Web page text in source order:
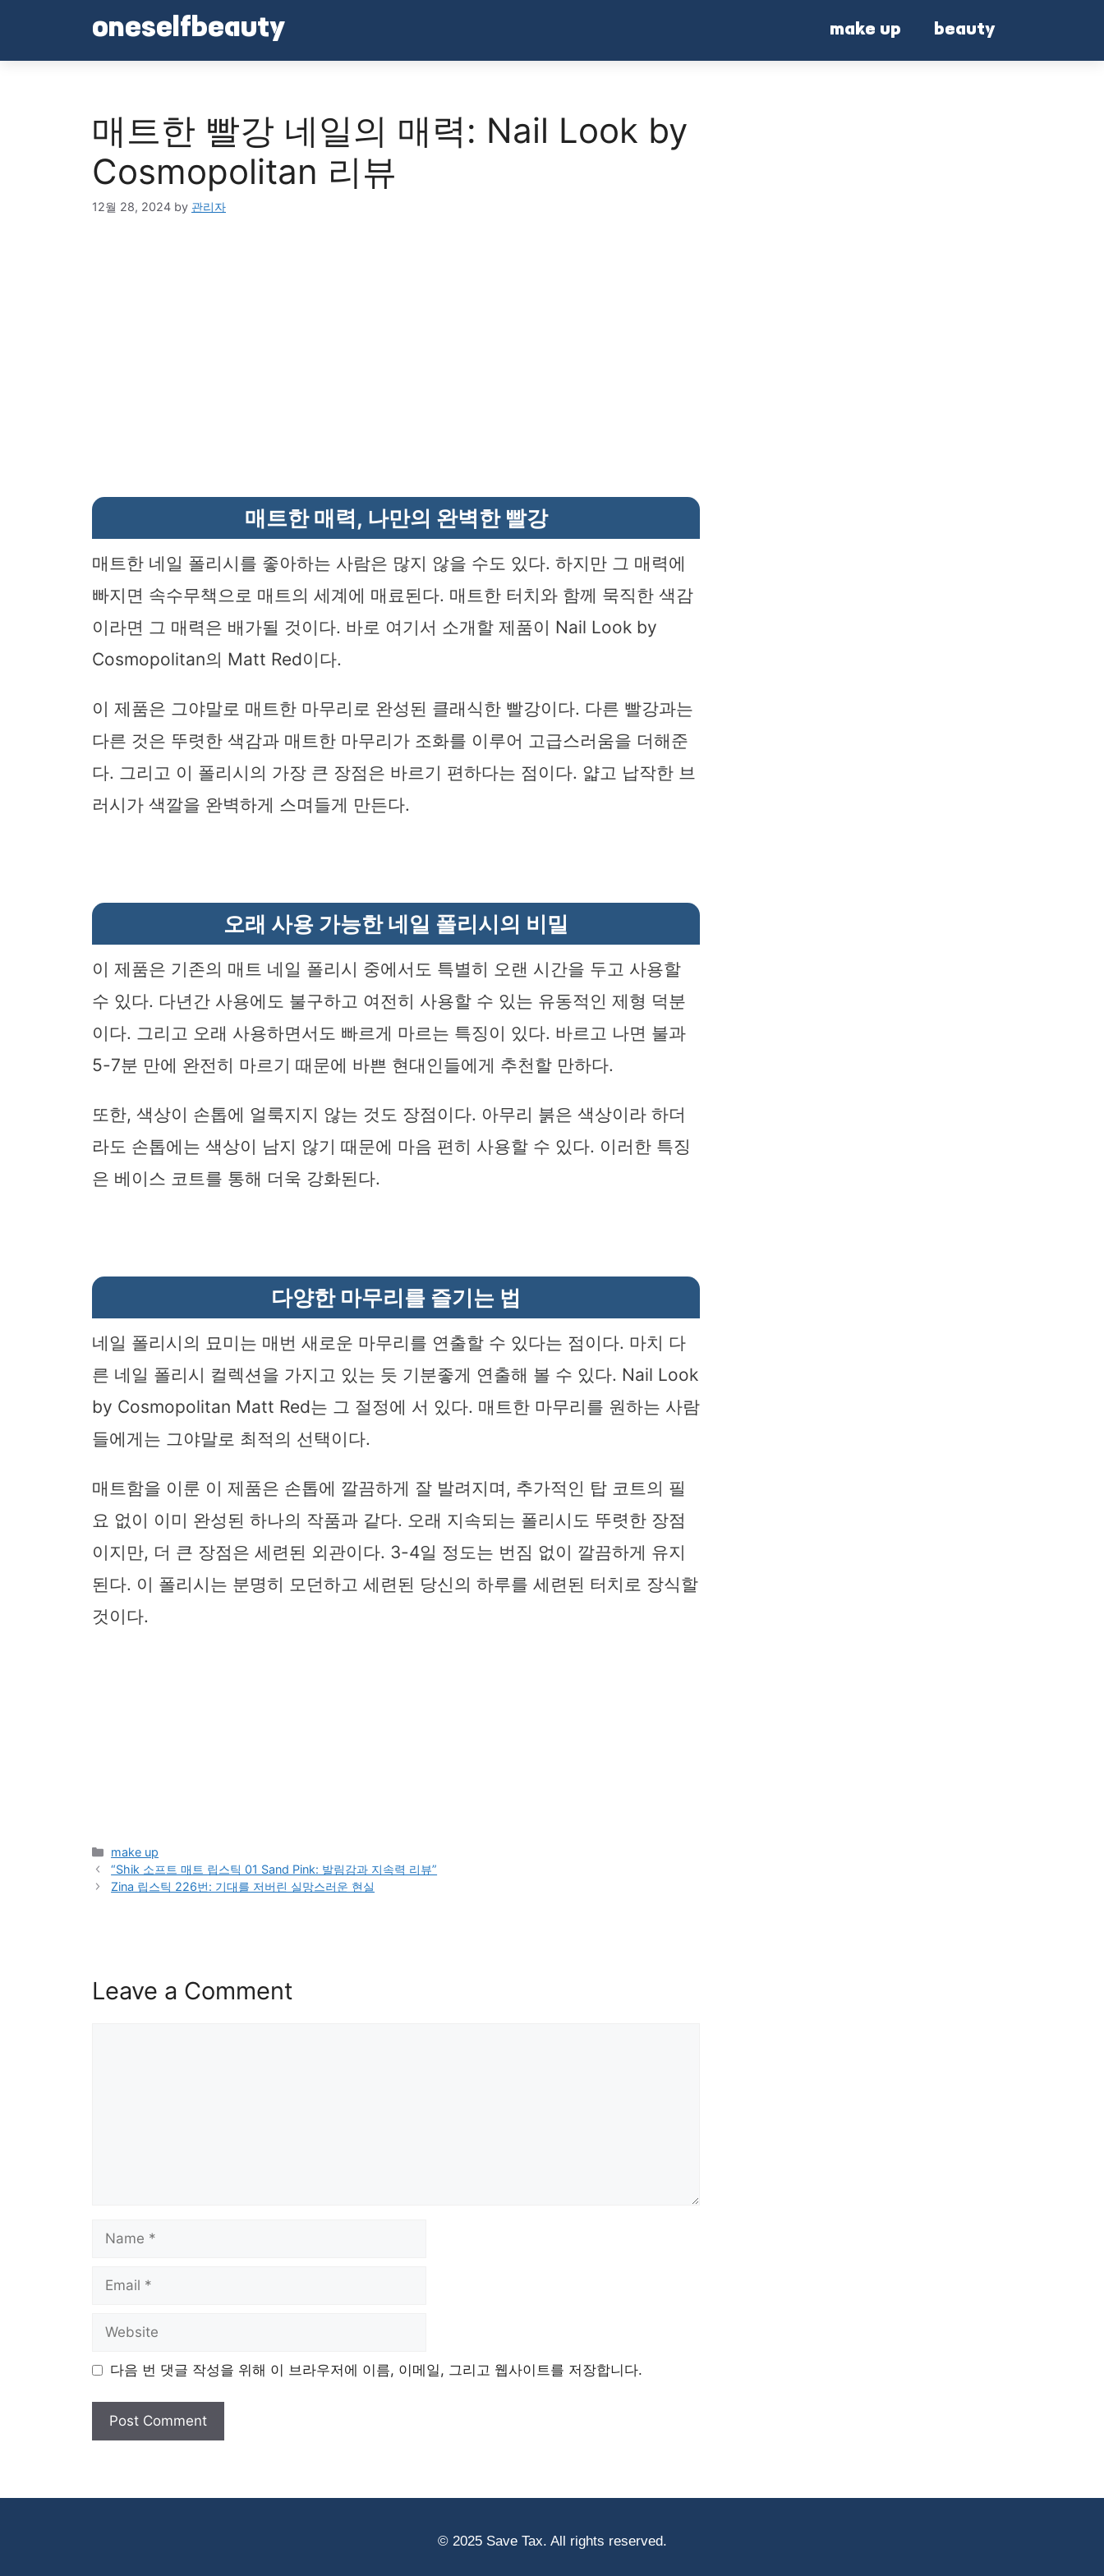
oneselfbeauty make up beauty
매트한 빨강 네일의 매력: Nail Look by
Cosmopolitan 리뷰
12월 28, 2024 by 관리자
매트한 매력, 나만의 완벽한 빨강
매트한 네일 폴리시를 좋아하는 사람은 많지 않을 수도 있다. 하지만 그 매력에
빠지면 속수무책으로 매트의 세계에 매료된다. 매트한 터치와 함께 묵직한 색감
이라면 그 매력은 배가될 것이다. 바로 여기서 소개할 제품이 Nail Look by
Cosmopolitan의 Matt Red이다.
이 제품은 그야말로 매트한 마무리로 완성된 클래식한 빨강이다. 다른 빨강과는
다른 것은 뚜렷한 색감과 매트한 마무리가 조화를 이루어 고급스러움을 더해준
다. 그리고 이 폴리시의 가장 큰 장점은 바르기 편하다는 점이다. 얇고 납작한 브
러시가 색깔을 완벽하게 스며들게 만든다.
오래 사용 가능한 네일 폴리시의 비밀
이 제품은 기존의 매트 네일 폴리시 중에서도 특별히 오랜 시간을 두고 사용할
수 있다. 다년간 사용에도 불구하고 여전히 사용할 수 있는 유동적인 제형 덕분
이다. 그리고 오래 사용하면서도 빠르게 마르는 특징이 있다. 바르고 나면 불과
5-7분 만에 완전히 마르기 때문에 바쁜 현대인들에게 추천할 만하다.
또한, 색상이 손톱에 얼룩지지 않는 것도 장점이다. 아무리 붉은 색상이라 하더
라도 손톱에는 색상이 남지 않기 때문에 마음 편히 사용할 수 있다. 이러한 특징
은 베이스 코트를 통해 더욱 강화된다.
다양한 마무리를 즐기는 법
네일 폴리시의 묘미는 매번 새로운 마무리를 연출할 수 있다는 점이다. 마치 다
른 네일 폴리시 컬렉션을 가지고 있는 듯 기분좋게 연출해 볼 수 있다. Nail Look
by Cosmopolitan Matt Red는 그 절정에 서 있다. 매트한 마무리를 원하는 사람
들에게는 그야말로 최적의 선택이다.
매트함을 이룬 이 제품은 손톱에 깔끔하게 잘 발려지며, 추가적인 탑 코트의 필
요 없이 이미 완성된 하나의 작품과 같다. 오래 지속되는 폴리시도 뚜렷한 장점
이지만, 더 큰 장점은 세련된 외관이다. 3-4일 정도는 번짐 없이 깔끔하게 유지
된다. 이 폴리시는 분명히 모던하고 세련된 당신의 하루를 세련된 터치로 장식할
것이다.
Categories
make up
“Shik 소프트 매트 립스틱 01 Sand Pink: 발림감과 지속력 리뷰”
Zina 립스틱 226번: 기대를 저버린 실망스러운 현실
Leave a Comment
Name
Email
Website
다음 번 댓글 작성을 위해 이 브라우저에 이름, 이메일, 그리고 웹사이트를 저장합니다.
© 2025 Save Tax. All rights reserved.